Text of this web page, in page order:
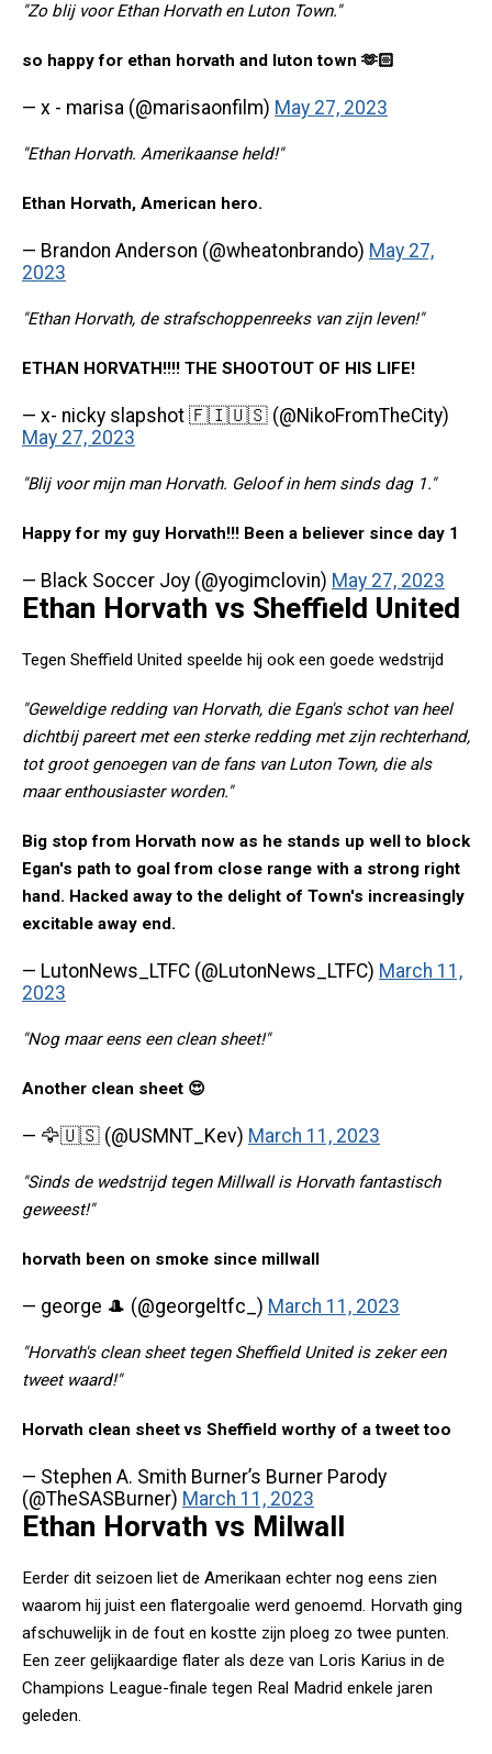
"Zo blij voor Ethan Horvath en Luton Town."
so happy for ethan horvath and luton town 🫶🏻
— x - marisa (@marisaonfilm) May 27, 2023
"Ethan Horvath. Amerikaanse held!"
Ethan Horvath, American hero.
— Brandon Anderson (@wheatonbrando) May 27,
2023
"Ethan Horvath, de strafschoppenreeks van zijn leven!"
ETHAN HORVATH!!!! THE SHOOTOUT OF HIS LIFE!
— x- nicky slapshot 🇫🇮🇺🇸 (@NikoFromTheCity)
May 27, 2023
"Blij voor mijn man Horvath. Geloof in hem sinds dag 1."
Happy for my guy Horvath!!! Been a believer since day 1
— Black Soccer Joy (@yogimclovin) May 27, 2023
Ethan Horvath vs Sheffield United
Tegen Sheffield United speelde hij ook een goede wedstrijd
"Geweldige redding van Horvath, die Egan's schot van heel
dichtbij pareert met een sterke redding met zijn rechterhand,
tot groot genoegen van de fans van Luton Town, die als
maar enthousiaster worden."
Big stop from Horvath now as he stands up well to block
Egan's path to goal from close range with a strong right
hand. Hacked away to the delight of Town's increasingly
excitable away end.
— LutonNews_LTFC (@LutonNews_LTFC) March 11,
2023
"Nog maar eens een clean sheet!"
Another clean sheet 😍
— 🦅🇺🇸 (@USMNT_Kev) March 11, 2023
"Sinds de wedstrijd tegen Millwall is Horvath fantastisch
geweest!"
horvath been on smoke since millwall
— george 🎩 (@georgeltfc_) March 11, 2023
"Horvath's clean sheet tegen Sheffield United is zeker een
tweet waard!"
Horvath clean sheet vs Sheffield worthy of a tweet too
— Stephen A. Smith Burner’s Burner Parody
(@TheSASBurner) March 11, 2023
Ethan Horvath vs Milwall
Eerder dit seizoen liet de Amerikaan echter nog eens zien
waarom hij juist een flatergoalie werd genoemd. Horvath ging
afschuwelijk in de fout en kostte zijn ploeg zo twee punten.
Een zeer gelijkaardige flater als deze van Loris Karius in de
Champions League-finale tegen Real Madrid enkele jaren
geleden.